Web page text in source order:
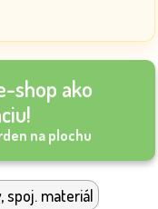
shop ako
na plochu
spoj. materiál